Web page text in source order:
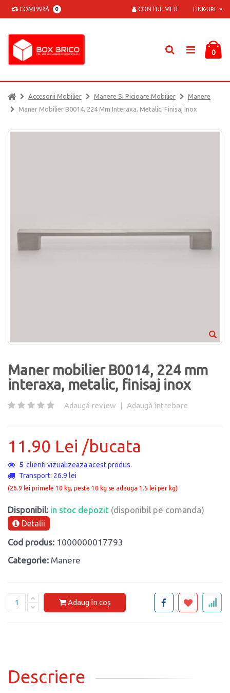
COMPARĂ 0 LINK-URI
CONTUL MEU
0
Accesorii Mobilier Manere Si Picioare Mobilier
Manere
Maner Mobilier B0014, 224 Mm Interaxa, Metalic, Finisaj Inox
Maner mobilier B0014, 224 mm
interaxa, metalic, finisaj inox
Adaugă review | Adaugă întrebare
11.90 Lei /bucata
5 clienti vizualizeaza acest produs.
Transport: 26.9 lei
(26.9 lei primele 10 kg, peste 10 kg se adauga 1.5 lei per kg)
Disponibil: in stoc depozit (disponibil pe comanda)
Detalii
Cod produs: 1000000017793
Categorie: Manere
Adaug în coș
Descriere